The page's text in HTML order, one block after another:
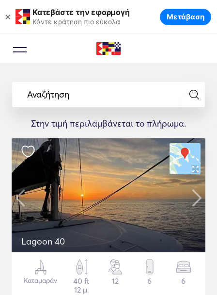
× Κατεβάστε την εφαρμογή
Κάντε κράτηση πιο εύκολα Μετάβαση
Αναζήτηση
Στην τιμή περιλαμβάνεται το πλήρωμα.
Lagoon 40
Καταμαράν
40 ft
12 μ.
12 6 6